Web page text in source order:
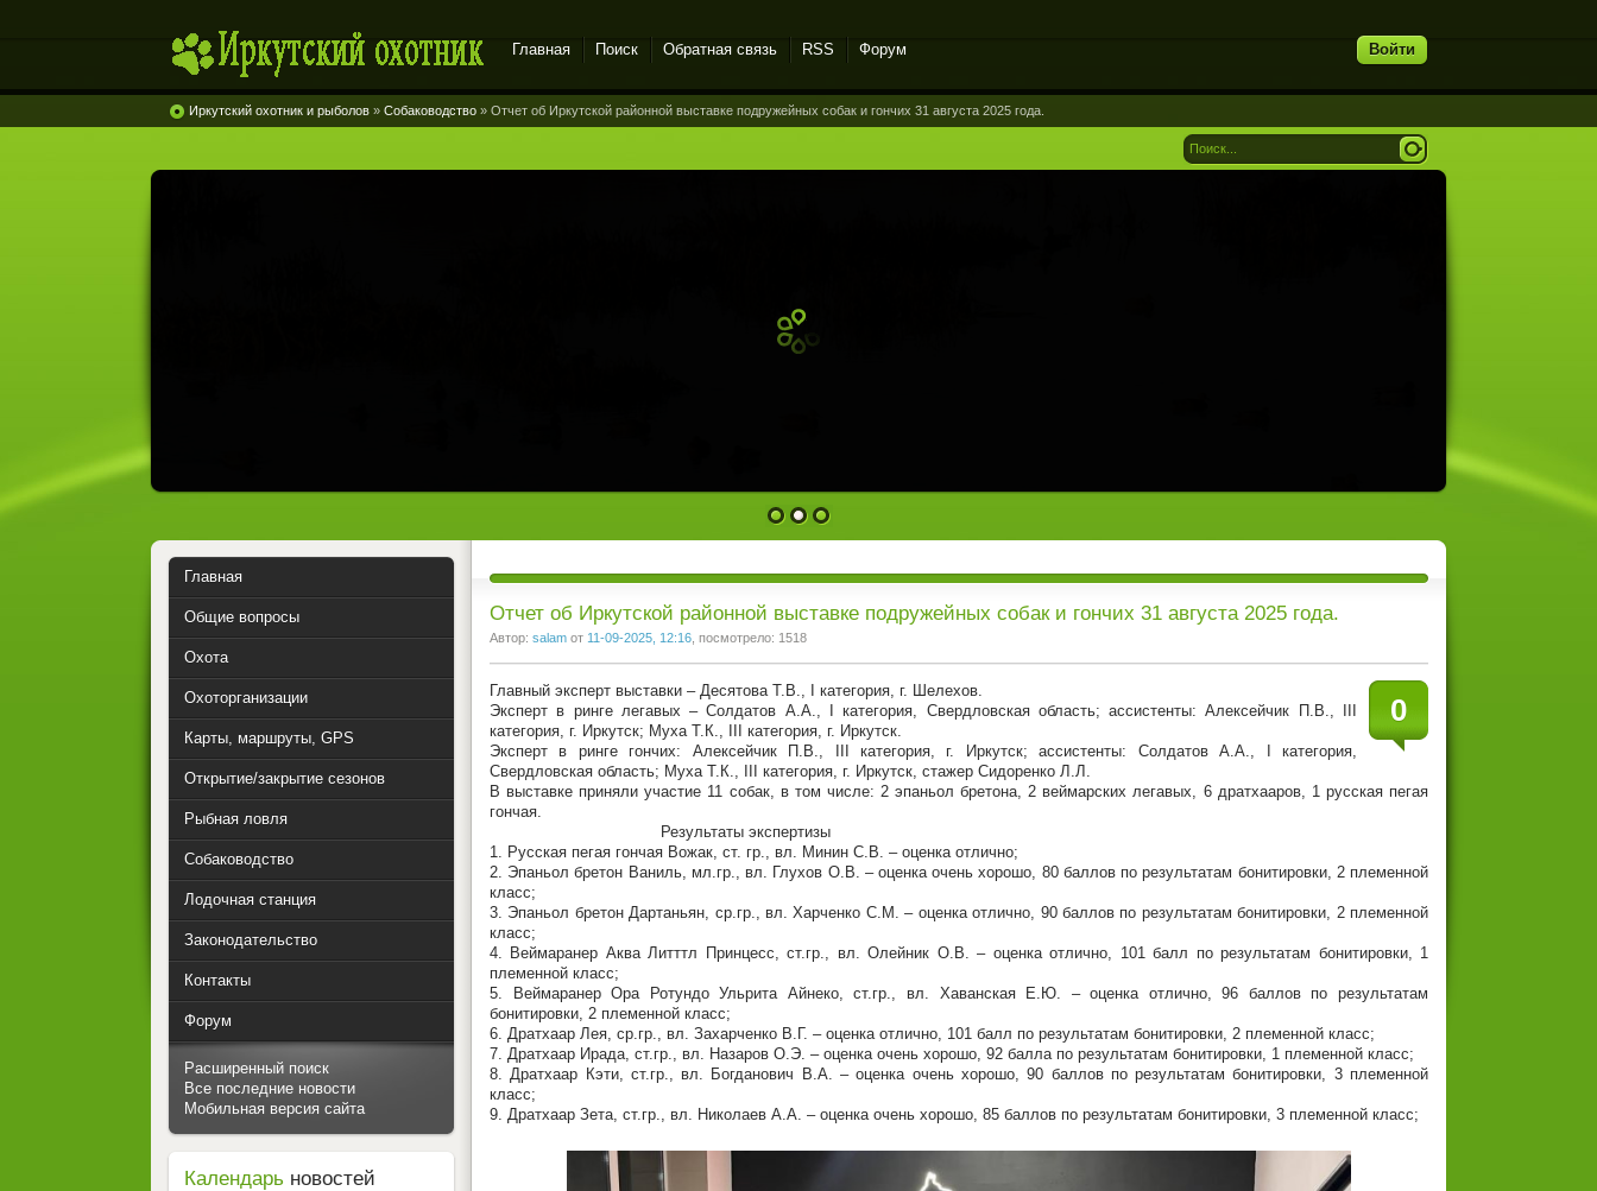
Иркутский охотник
Войти
Главная Поиск Обратная связь RSS Форум
Иркутский охотник и рыболов » Собаководство » Отчет об Иркутской районной выставке подружейных собак и гончих 31 августа 2025 года.
1 2 3
Отчет об Иркутской районной выставке подружейных собак и гончих 31 августа 2025 года.
Автор: salam от 11-09-2025, 12:16 , посмотрело: 1518
0
Главный эксперт выставки – Десятова Т.В., I категория, г. Шелехов.
Эксперт в ринге легавых – Солдатов А.А., I категория, Свердловская область; ассистенты: Алексейчик П.В., III
категория, г. Иркутск; Муха Т.К., III категория, г. Иркутск.
Эксперт в ринге гончих: Алексейчик П.В., III категория, г. Иркутск; ассистенты: Солдатов А.А., I категория,
Свердловская область; Муха Т.К., III категория, г. Иркутск, стажер Сидоренко Л.Л.
В выставке приняли участие 11 собак, в том числе: 2 эпаньол бретона, 2 веймарских легавых, 6 дратхааров, 1 русская пегая
гончая.
Результаты экспертизы
1. Русская пегая гончая Вожак, ст. гр., вл. Минин С.В. – оценка отлично;
2. Эпаньол бретон Ваниль, мл.гр., вл. Глухов О.В. – оценка очень хорошо, 80 баллов по результатам бонитировки, 2 племенной
класс;
3. Эпаньол бретон Дартаньян, ср.гр., вл. Харченко С.М. – оценка отлично, 90 баллов по результатам бонитировки, 2 племенной
класс;
4. Веймаранер Аква Литттл Принцесс, ст.гр., вл. Олейник О.В. – оценка отлично, 101 балл по результатам бонитировки, 1
племенной класс;
5. Веймаранер Ора Ротундо Ульрита Айнеко, ст.гр., вл. Хаванская Е.Ю. – оценка отлично, 96 баллов по результатам
бонитировки, 2 племенной класс;
6. Дратхаар Лея, ср.гр., вл. Захарченко В.Г. – оценка отлично, 101 балл по результатам бонитировки, 2 племенной класс;
7. Дратхаар Ирада, ст.гр., вл. Назаров О.Э. – оценка очень хорошо, 92 балла по результатам бонитировки, 1 племенной класс;
8. Дратхаар Кэти, ст.гр., вл. Богданович В.А. – оценка очень хорошо, 90 баллов по результатам бонитировки, 3 племенной
класс;
9. Дратхаар Зета, ст.гр., вл. Николаев А.А. – оценка очень хорошо, 85 баллов по результатам бонитировки, 3 племенной класс;
Главная
Общие вопросы
Охота
Охоторганизации
Карты, маршруты, GPS
Открытие/закрытие сезонов
Рыбная ловля
Собаководство
Лодочная станция
Законодательство
Контакты
Форум
Расширенный поиск
Все последние новости
Мобильная версия сайта
Календарь новостей